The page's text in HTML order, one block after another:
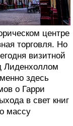
центре
торговля. Но
визитной
Лиденхоллом
здесь
о Гарри
в свет книг
массу